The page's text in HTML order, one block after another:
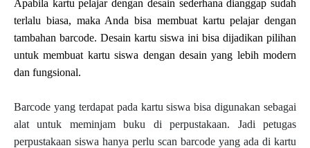
Apabila kartu pelajar dengan desain sederhana dianggap sudah
terlalu biasa, maka Anda bisa membuat kartu pelajar dengan
tambahan barcode. Desain kartu siswa ini bisa dijadikan pilihan
untuk membuat kartu siswa dengan desain yang lebih modern
dan fungsional.
Barcode yang terdapat pada kartu siswa bisa digunakan sebagai
alat untuk meminjam buku di perpustakaan. Jadi petugas
perpustakaan siswa hanya perlu scan barcode yang ada di kartu